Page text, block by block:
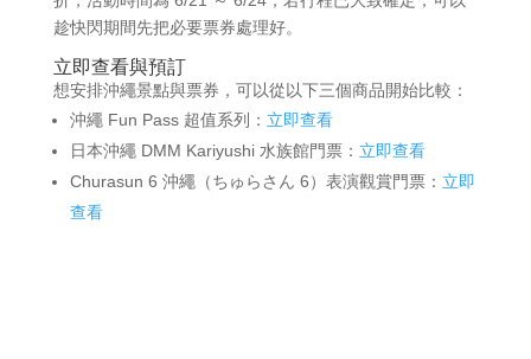
趁快閃期間先把必要票券處理好。
立即查看與預訂
想安排沖繩景點與票券，可以從以下三個商品開始比較：
沖繩 Fun Pass 超值系列： 立即查看
日本沖繩 DMM Kariyushi 水族館門票： 立即查看
Churasun 6 沖繩（ちゅらさん 6）表演觀賞門票： 立即
查看